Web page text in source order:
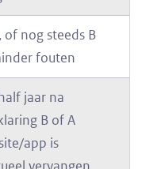
of nog steeds B
fouten
jaar na
B of A
app is